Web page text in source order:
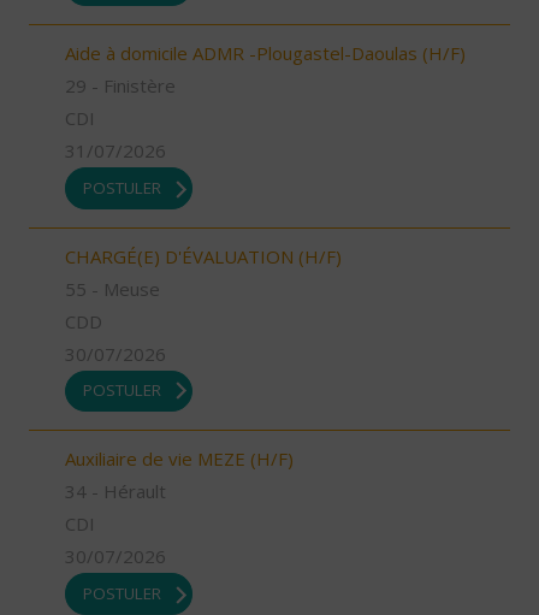
Aide à domicile ADMR -Plougastel-Daoulas (H/F)
29 - Finistère
CDI
31/07/2026
POSTULER
CHARGÉ(E) D'ÉVALUATION (H/F)
55 - Meuse
CDD
30/07/2026
POSTULER
Auxiliaire de vie MEZE (H/F)
34 - Hérault
CDI
30/07/2026
POSTULER